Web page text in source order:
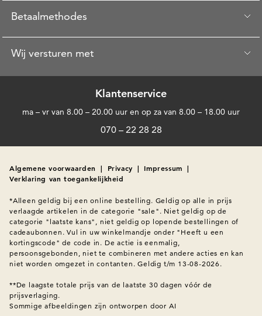
Betaalmethodes
Wij versturen met
Klantenservice
ma – vr van 8.00 – 20.00 uur en op za van 8.00 – 18.00 uur
070 – 22 28 28
Algemene voorwaarden | Privacy | Impressum |
Verklaring van toegankelijkheid
*Alleen geldig bij een online bestelling. Geldig op alle in prijs
verlaagde artikelen in de categorie "sale". Niet geldig op de
categorie "laatste kans", niet geldig op lopende bestellingen of
cadeaubonnen. Vul in uw winkelmandje onder "Heeft u een
kortingscode" de code in. De actie is eenmalig,
persoonsgebonden, niet te combineren met andere acties en kan
niet worden omgezet in contanten. Geldig t/m 13-08-2026.
**De laagste totale prijs van de laatste 30 dagen vóór de
prijsverlaging.
Sommige afbeeldingen zijn ontworpen door AI